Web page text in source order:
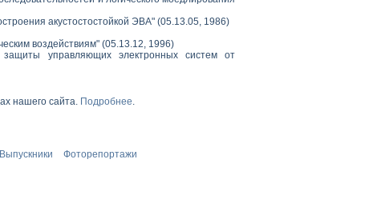
акустостостойкой ЭВА" (05.13.05, 1986)
воздействиям" (05.13.12, 1996)
управляющих электронных систем от
нашего сайта. Подробнее.
Выпускники Фоторепортажи